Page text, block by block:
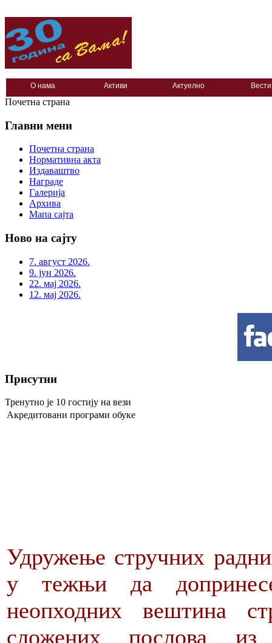
О нама Активи Актуелно Вести
Почетна страна
Главни мени
Почетна страна
Нормативна акта
Издаваштво
Награде
Галерија
Архива
Мапа сајта
Ново на сајту
7. август 2026.
9. јун 2026.
22. мај 2026.
12. мај 2026.
Присутни
Тренутно је 10 гостију на вези
Акредитовани програми обуке
Удружење стручних
у тежњи да
неопходних вештина
сложених послова из